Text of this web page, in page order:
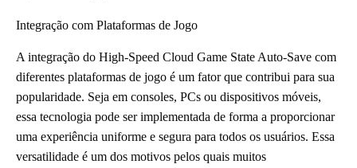
Integração com Plataformas de Jogo
A integração do High-Speed Cloud Game State Auto-Save com
diferentes plataformas de jogo é um fator que contribui para sua
popularidade. Seja em consoles, PCs ou dispositivos móveis,
essa tecnologia pode ser implementada de forma a proporcionar
uma experiência uniforme e segura para todos os usuários. Essa
versatilidade é um dos motivos pelos quais muitos